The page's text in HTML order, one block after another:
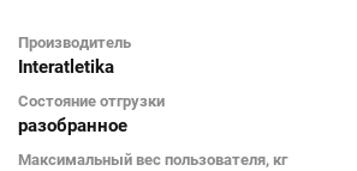
Производитель
Interatletika
Состояние отгрузки
разобранное
Максимальный вес пользователя, кг